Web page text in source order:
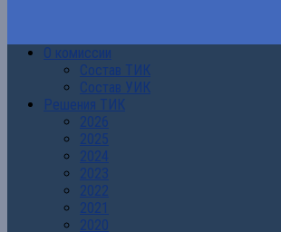
О комиссии
Состав ТИК
Состав УИК
Решения ТИК
2026
2025
2024
2023
2022
2021
2020